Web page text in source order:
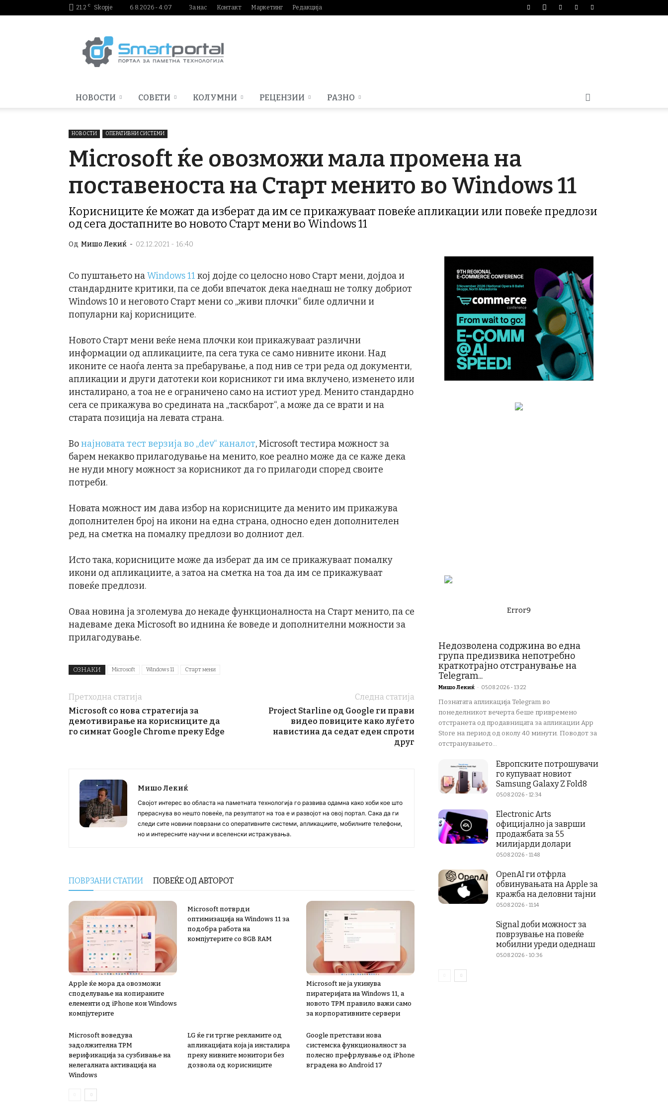
21.2 C Skopje 6.8.2026 - 4:07 За нас Контакт Маркетинг Редакција
НОВОСТИ СОВЕТИ КОЛУМНИ РЕЦЕНЗИИ РАЗНО
НОВОСТИ ОПЕРАТИВНИ СИСТЕМИ
Microsoft ќе овозможи мала промена на
поставеноста на Старт менито во Windows 11
Корисниците ќе можат да изберат да им се прикажуваат повеќе апликации или повеќе предлози
од сега достапните во новото Старт мени во Windows 11
Од Мишо Лекиќ - 02.12.2021 - 16:40
Со пуштањето наWindows 11 кој дојде со целосно ново Старт мени, дојдоа и
стандардните критики, па се доби впечаток дека наеднаш не толку добриот
Windows 10 и неговото Старт мени со „живи плочки“ биле одлични и
популарни кај корисниците.
Новото Старт мени веќе нема плочки кои прикажуваат различни
информации од апликациите, па сега тука се само нивните икони. Над
иконите се наоѓа лента за пребарување, а под нив се три реда од документи,
апликации и други датотеки кои корисникот ги има вклучено, изменето или
инсталирано, а тоа не е ограничено само на истиот уред. Менито стандардно
сега се прикажува во средината на „таскбарот“, а може да се врати и на
старата позиција на левата страна.
Вонајновата тест верзија во „dev“ каналот, Microsoft тестира можност за
барем некакво прилагодување на менито, кое реално може да се каже дека
не нуди многу можност за корисникот да го прилагоди според своите
потреби.
Новата можност им дава избор на корисниците да менито им прикажува
дополнителен број на икони на една страна, односно еден дополнителен
ред, на сметка на помалку предлози во долниот дел.
Исто така, корисниците може да изберат да им се прикажуваат помалку
икони од апликациите, а затоа на сметка на тоа да им се прикажуваат
повеќе предлози.
Оваа новина ја зголемува до некаде функционалноста на Старт менито, па се
надеваме дека Microsoft во иднина ќе воведе и дополнителни можности за
прилагодување.
ОЗНАКИ Microsoft Windows 11 Старт мени
Претходна статија
Microsoft со нова стратегија за
демотивирање на корисниците да
го симнат Google Chrome преку Edge
Следна статија
Project Starline од Google ги прави
видео повиците како луѓето
навистина да седат еден спроти
друг
Мишо Лекиќ
Својот интерес во областа на паметната технологија го развива одамна како хоби кое што
прераснува во нешто повеќе, па резултатот на тоа е и развојот на овој портал. Сака да ги
следи сите новини поврзани со оперативните системи, апликациите, мобилните телефони,
но и интересните научни и вселенски истражувања.
ПОВРЗАНИ СТАТИИ ПОВЕЌЕ ОД АВТОРОТ
Apple ќе мора да овозможи
споделување на копираните
елементи од iPhone кон Windows
компјутерите
Microsoft потврди
оптимизација на Windows 11 за
подобра работа на
компјутерите со 8GB RAM
Microsoft не ја укинува
пиратеријата на Windows 11, а
новото TPM правило важи само
за корпоративните сервери
Microsoft воведува
задолжителна TPM
верификација за сузбивање на
нелегалната активација на
Windows
LG ќе ги тргне рекламите од
апликацијата која ја инсталира
преку нивните монитори без
дозвола од корисниците
Google претстави нова
системска функционалност за
полесно префрлување од iPhone
вградена во Android 17
Error9
Недозволена содржина во една
група предизвика непотребно
краткотрајно отстранување на
Telegram...
Мишо Лекиќ - 05.08.2026 - 13:22
Познатата апликација Telegram во
понеделникот вечерта беше привремено
отстранета од продавницата за апликации App
Store на период од околу 40 минути. Поводот за
отстранувањето...
Европските потрошувачи
го купуваат новиот
Samsung Galaxy Z Fold8
05.08.2026 - 12:34
Electronic Arts
официјално ја заврши
продажбата за 55
милијарди долари
05.08.2026 - 11:48
OpenAI ги отфрла
обвинувањата на Apple за
кражба на деловни тајни
05.08.2026 - 11:14
Signal доби можност за
поврзување на повеќе
мобилни уреди одеднаш
05.08.2026 - 10:36